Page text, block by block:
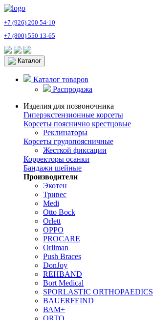
+7 (926) 200 54-10
+7 (800) 550 13-65
Каталог
Каталог товаров
Распродажа
Изделия для позвоночника
Гиперэкстензионные корсеты
Корсеты пояснично крестцовые
Реклинаторы
Корсеты грудопоясничные
Жесткой фиксации
Корректоры осанки
Бандажи шейные
Производители
Экотен
Тривес
Medi
Otto Bock
Orlett
OPPO
PROCARE
Orliman
Push Braces
DonJoy
REHBAND
Bort Medical
SPORLASTIC ORTHOPAEDICS
BAUERFEIND
ВАМ+
ORTO